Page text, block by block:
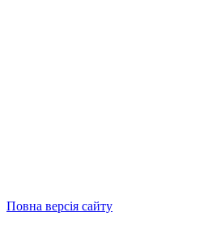
Повна версія сайту